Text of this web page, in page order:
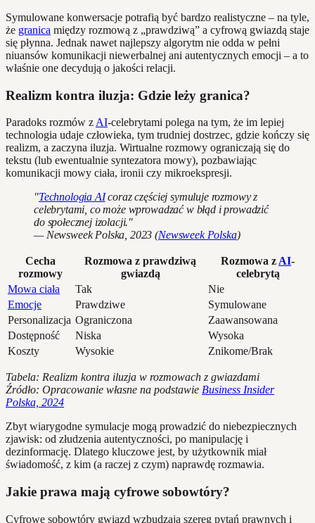
Symulowane konwersacje potrafią być bardzo realistyczne – na tyle,
że granica między rozmową z „prawdziwą” a cyfrową gwiazdą staje
się płynna. Jednak nawet najlepszy algorytm nie odda w pełni
niuansów komunikacji niewerbalnej ani autentycznych emocji – a to
właśnie one decydują o jakości relacji.
Realizm kontra iluzja: Gdzie leży granica?
Paradoks rozmów z AI-celebrytami polega na tym, że im lepiej
technologia udaje człowieka, tym trudniej dostrzec, gdzie kończy się
realizm, a zaczyna iluzja. Wirtualne rozmowy ograniczają się do
tekstu (lub ewentualnie syntezatora mowy), pozbawiając
komunikacji mowy ciała, ironii czy mikroekspresji.
"Technologia AIcoraz częściej symuluje rozmowy z
celebrytami, co może wprowadzać w błąd i prowadzić
do społecznej izolacji."
— Newsweek Polska, 2023 (Newsweek Polska)
Cecha
rozmowy
Rozmowa z prawdziwą
gwiazdą
Rozmowa z AI-
celebrytą
Mowa ciała
Tak
Nie
Emocje
Prawdziwe
Symulowane
Personalizacja Ograniczona
Zaawansowana
Dostępność
Niska
Wysoka
Koszty
Wysokie Znikome/Brak
Tabela: Realizm kontra iluzja w rozmowach z gwiazdami
Źródło: Opracowanie własne na podstawie Business Insider
Polska, 2024
Zbyt wiarygodne symulacje mogą prowadzić do niebezpiecznych
zjawisk: od złudzenia autentyczności, po manipulację i
dezinformację. Dlatego kluczowe jest, by użytkownik miał
świadomość, z kim (a raczej z czym) naprawdę rozmawia.
Jakie prawa mają cyfrowe sobowtóry?
Cyfrowe sobowtóry gwiazd wzbudzają szereg pytań prawnych i